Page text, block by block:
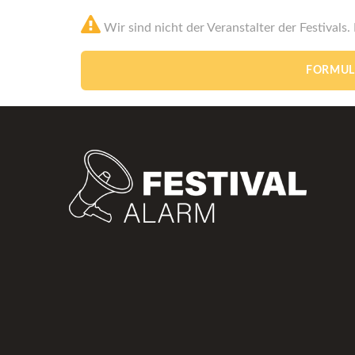
Wir sind nicht der Veranstalter der Festivals.